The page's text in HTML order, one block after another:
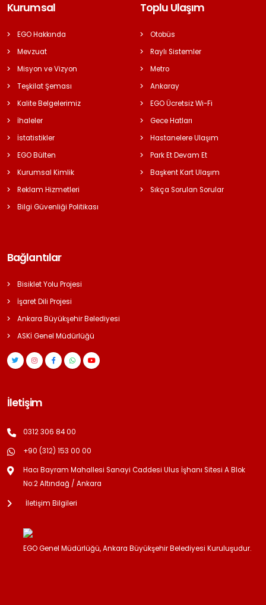
Kurumsal
EGO Hakkında
Mevzuat
Misyon ve Vizyon
Teşkilat Şeması
Kalite Belgelerimiz
İhaleler
İstatistikler
EGO Bülten
Kurumsal Kimlik
Reklam Hizmetleri
Bilgi Güvenliği Politikası
Toplu Ulaşım
Otobüs
Raylı Sistemler
Metro
Ankaray
EGO Ücretsiz Wi-Fi
Gece Hatları
Hastanelere Ulaşım
Park Et Devam Et
Başkent Kart Ulaşım
Sıkça Sorulan Sorular
Bağlantılar
Bisiklet Yolu Projesi
İşaret Dili Projesi
Ankara Büyükşehir Belediyesi
ASKİ Genel Müdürlüğü
İletişim
0312 306 84 00
+90 (312) 153 00 00
Hacı Bayram Mahallesi Sanayi Caddesi Ulus İşhanı Sitesi A Blok
No:2 Altındağ / Ankara
İletişim Bilgileri
EGO Genel Müdürlüğü, Ankara Büyükşehir Belediyesi Kuruluşudur.